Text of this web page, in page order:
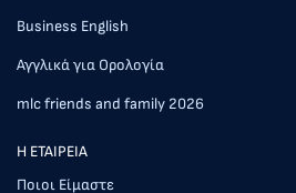
Business English
Αγγλικά για Ορολογία
mlc friends and family 2026
Η ΕΤΑΙΡΕΙΑ
Ποιοι Είμαστε